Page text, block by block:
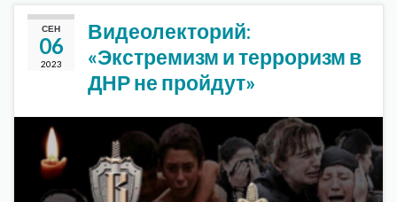
СЕН
06
2023
Видеолекторий:
«Экстремизм и терроризм в
ДНР не пройдут»